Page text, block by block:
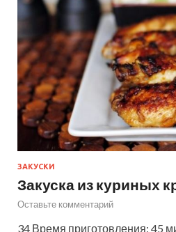
ЗАКУСКИ
Закуска из куриных
Оставьте комментарий
34 Время приготовления: 45